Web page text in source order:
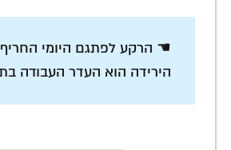
☚ הרקע לפתגם היומי
הירידה הוא העדר העבודה